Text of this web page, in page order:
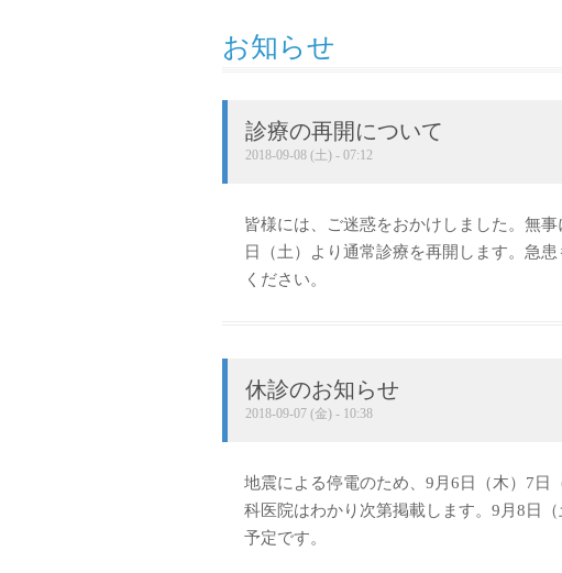
お知らせ
診療の再開について
2018-09-08 (土) - 07:12
皆様には、ご迷惑をおかけしました。無
日（土）より通常診療を再開します。急
ください。
休診のお知らせ
2018-09-07 (金) - 10:38
地震による停電のため、9月6日（木）7日
科医院はわかり次第掲載します。9月8日
予定です。